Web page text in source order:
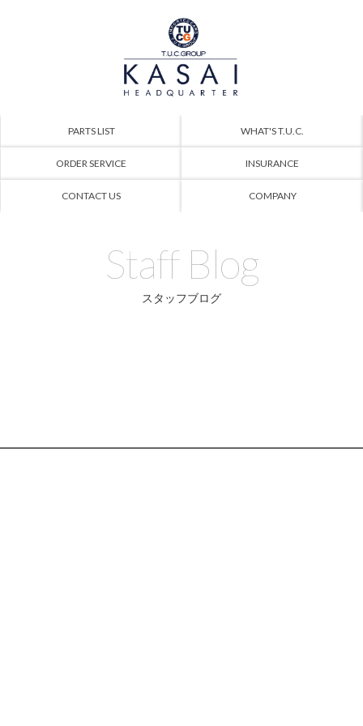
PARTS LIST WHAT'S T.U.C.
ORDER SERVICE INSURANCE
CONTACT US COMPANY
Staff Blog
スタッフブログ